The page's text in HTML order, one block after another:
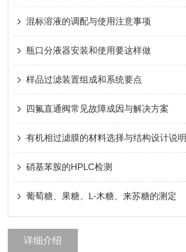
混标溶液的调配与使用注意事项
瓶口分液器安装和使用要这样做
样品过滤装置组成和系统要点
四氟直通阀常见故障成因与解决方案
有机相过滤膜的材料选择与结构设计说明
硝基苯胺的HPLC检测
葡萄糖、果糖、L-木糖、来苏糖的测定
详细介绍